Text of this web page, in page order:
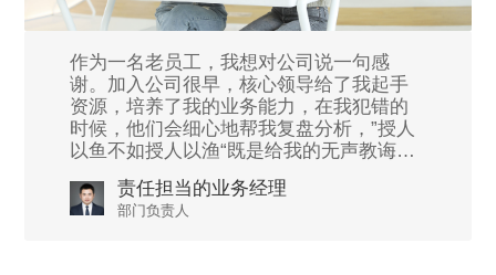
作为一名老员工，我想对公司说一句感
谢。加入公司很早，核心领导给了我起手
资源，培养了我的业务能力，在我犯错的
时候，他们会细心地帮我复盘分析，”授人
以鱼不如授人以渔“既是给我的无声教诲，
的理念。责任担当的业务经理
部门负责人